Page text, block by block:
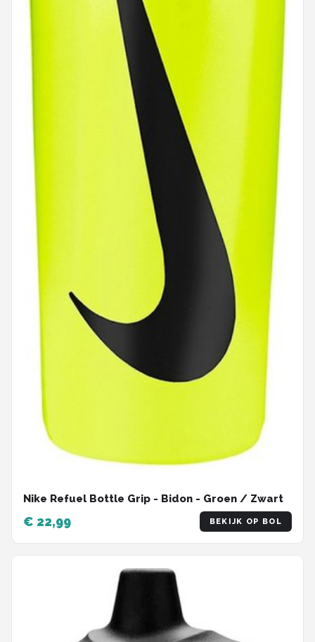
Nike Refuel Bottle Grip - Bidon - Groen / Zwart
€ 22,99 BEKIJK OP BOL